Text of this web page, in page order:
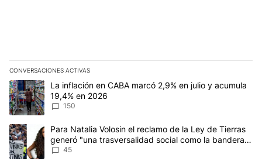
CONVERSACIONES ACTIVAS
Este listado muestra los artículos con más comentarios en los
Un artículo de tendencia con el título "La inflación en CABA
La inflación en CABA marcó 2,9% en julio y acumula
19,4% en 2026
150
Un artículo de tendencia con el título "Para Natalia Volosin el
Para Natalia Volosin el reclamo de la Ley de Tierras
generó "una trasversalidad social como la bandera
de Malvinas"
45